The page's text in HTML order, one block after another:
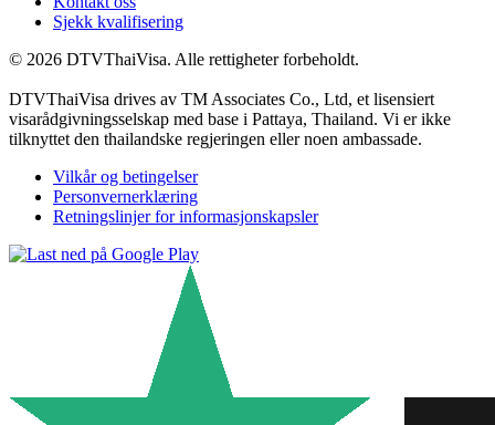
Sjekk kvalifisering
© 2026 DTVThaiVisa. Alle rettigheter forbeholdt.
DTVThaiVisa drives av TM Associates Co., Ltd, et lisensiert
visarådgivningsselskap med base i Pattaya, Thailand. Vi er ikke
tilknyttet den thailandske regjeringen eller noen ambassade.
Vilkår og betingelser
Personvernerklæring
Retningslinjer for informasjonskapsler